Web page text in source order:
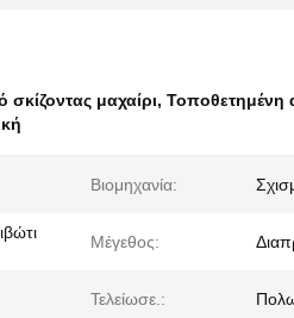
μαχαίρι, Τοποθετημένη
Βιομηχανία:
Μέγεθος:
Τελείωσε.: